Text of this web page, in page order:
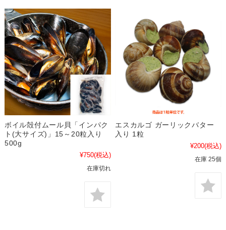
ボイル殻付ムール貝「インパク
ト(大サイズ)」15～20粒入り
500g
¥750(税込)
在庫切れ
エスカルゴ ガーリックバター
入り 1粒
¥200(税込)
在庫 25個